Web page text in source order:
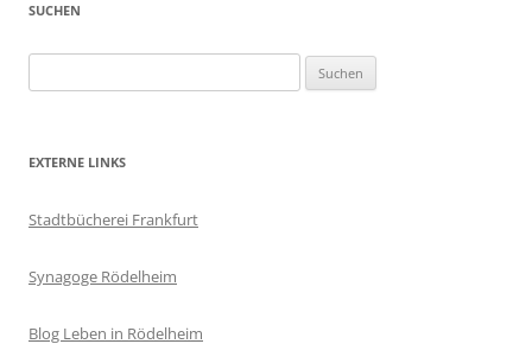
SUCHEN
nach:
EXTERNE LINKS
Stadtbücherei Frankfurt
Synagoge Rödelheim
Blog Leben in Rödelheim